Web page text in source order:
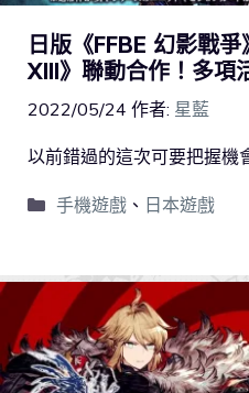
日版《FFBE 幻影戰
XIII》聯動合作！多項
2022/05/24 作者: 星藍
以前錯過的這次可要把握機
手機遊戲、 日本遊戲